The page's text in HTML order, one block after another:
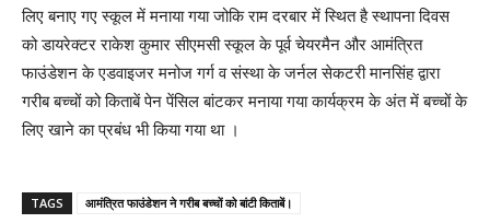
लिए बनाए गए स्कूल में मनाया गया जोकि राम दरबार में स्थित है स्थापना दिवस
को डायरेक्टर राकेश कुमार सीएमसी स्कूल के पूर्व चेयरमैन और आमंत्रित
फाउंडेशन के एडवाइजर मनोज गर्ग व संस्था के जर्नल सेकटरी मानसिंह द्वारा
गरीब बच्चों को किताबें पेन पेंसिल बांटकर मनाया गया कार्यक्रम के अंत में बच्चों के
लिए खाने का प्रबंध भी किया गया था ।
TAGS आमंत्रित फाउंडेशन ने गरीब बच्चों को बांटी किताबें।